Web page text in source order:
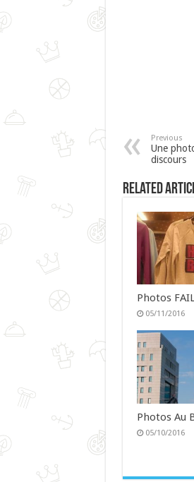
Previous
Une
discours
Related
Photos
05/11/2016
Photos Au
05/10/2016